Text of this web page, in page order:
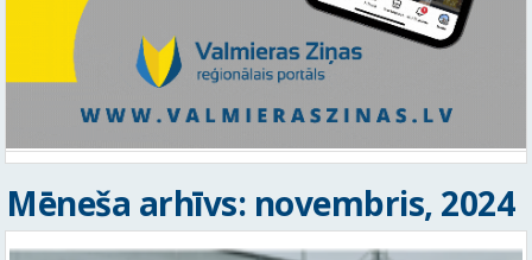
Mēneša arhīvs: novembris, 2024